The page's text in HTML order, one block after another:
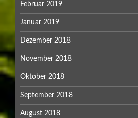
Februar 2019
Januar 2019
Dezember 2018
November 2018
Oktober 2018
September 2018
August 2018